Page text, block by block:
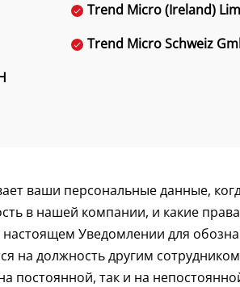
Trend Micro (Ireland)
Trend Micro Schweiz
ваши персональные данные,
в нашей компании, и какие
Уведомлении для
на должность другим
постоянной, так и на